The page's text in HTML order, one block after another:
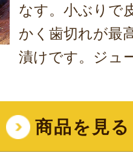
なす。小ぶりで
かく歯切れが最
漬けです。ジュ
商品を見る